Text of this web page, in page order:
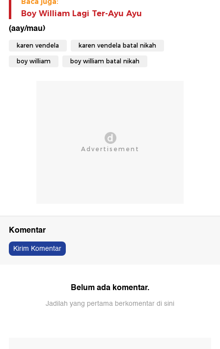
Boy William Lagi Ter-Ayu Ayu
(aay/mau)
karen vendela karen vendela batal nikah
boy william boy william batal nikah
Komentar
Kirim Komentar
Belum ada komentar.
Jadilah yang pertama berkomentar di sini